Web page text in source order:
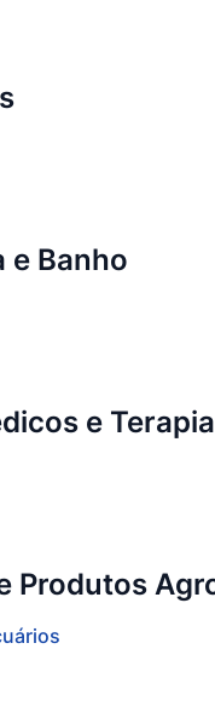
e Banho
e
Produtos